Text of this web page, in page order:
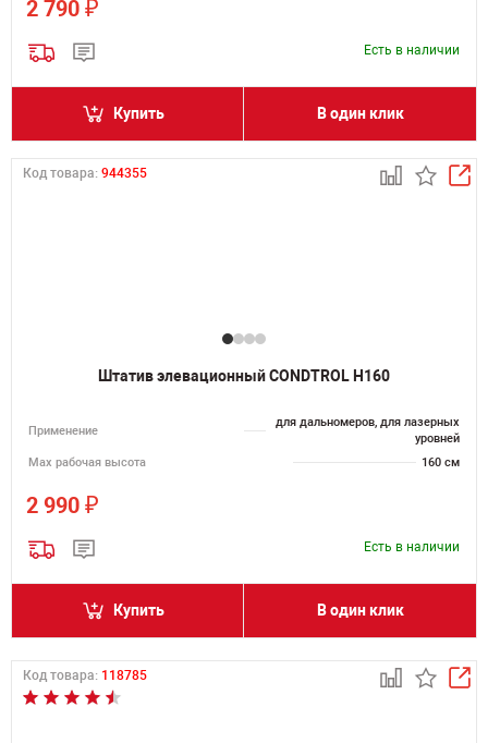
2 790 ₽
Есть в наличии
Купить В один клик
Код товара: 944355
Штатив элевационный CONDTROL H160
Применение
для дальномеров, для лазерных
уровней
Мах рабочая высота
160 см
2 990 ₽
Есть в наличии
Купить В один клик
Код товара: 118785